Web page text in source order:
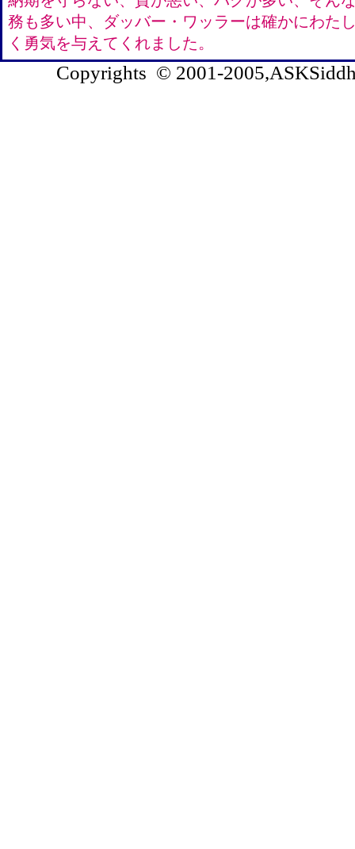
務も多い中、ダッバー・ワッラーは確かにわた
く勇気を与えてくれました。
Copyrights © 2001-